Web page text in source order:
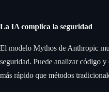
La IA complica la seguridad
El modelo Mythos de Anthropic
seguridad. Puede analizar código
más rápido que métodos